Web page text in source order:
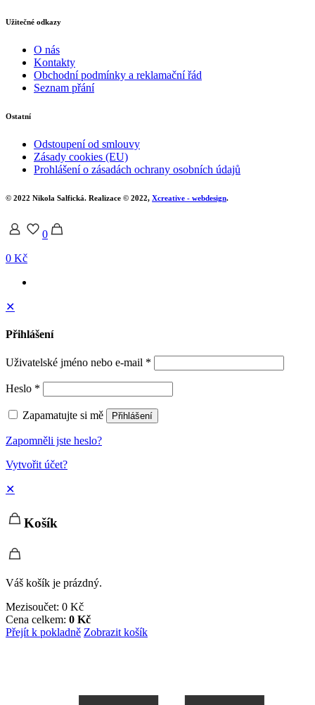
Užitečné odkazy
O nás
Kontakty
Obchodní podmínky a reklamační řád
Seznam přání
Ostatní
Odstoupení od smlouvy
Zásady cookies (EU)
Prohlášení o zásadách ochrany osobních údajů
© 2022 Nikola Salfická. Realizace © 2022, Xcreative - webdesign.
0
0 Kč
✕
Přihlášení
Uživatelské jméno nebo e-mail *
Heslo *
Zapamatujte si mě Přihlášení
Zapomněli jste heslo?
Vytvořit účet?
✕
Košík
Váš košík je prázdný.
Mezisoučet: 0 Kč
Cena celkem: 0 Kč
Přejít k pokladně Zobrazit košík